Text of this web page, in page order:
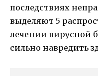
последствиях
выделяют 5
лечении вирусной
сильно навредить